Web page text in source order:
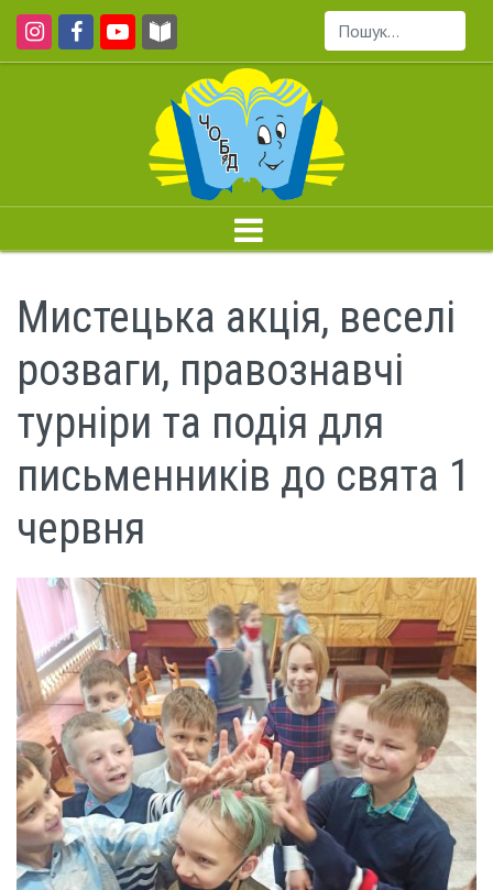
Пошук...
Мистецька акція, веселі
розваги, правознавчі
турніри та подія для
письменників до свята 1
червня